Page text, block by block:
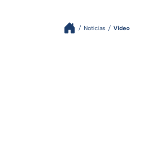
Noticias Video